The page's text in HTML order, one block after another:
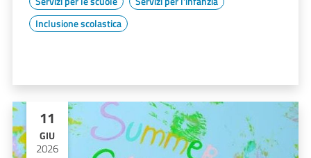
Inclusione scolastica
11
GIU
2026